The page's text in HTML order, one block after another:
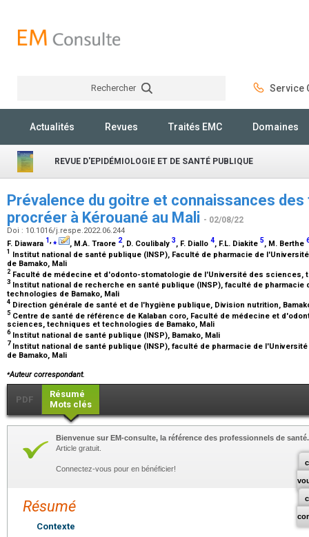
Rechercher Service
Actualités Revues Traités EMC Domaines
REVUE D'EPIDÉMIOLOGIE ET DE SANTÉ PUBLIQUE
Prévalence du goitre et connaissances
procréer à Kérouané au Mali - 02/08/22
Doi : 10.1016/j.respe.2022.06.244
F. Diawara 1,⁎ , M.A. Traore 2, D. Coulibaly 3, F. Diallo 4, F.L. Diakite 5, M. Berthe
1 Institut national de santé publique (INSP), Faculté de pharmacie de
de Bamako, Mali
2 Faculté de médecine et d'odonto-stomatologie de l'Université des sciences,
3 Institut national de recherche en santé publique (INSP), faculté de
technologies de Bamako, Mali
4 Direction générale de santé et de l'hygiène publique, Division nutrition,
5 Centre de santé de référence de Kalaban coro, Faculté de médecine et
sciences, techniques et technologies de Bamako, Mali
6Institut national de santé publique (INSP), Bamako, Mali
7 Institut national de santé publique (INSP), faculté de pharmacie de
de Bamako, Mali
⁎Auteur correspondant.
PDF
Résumé
Mots clés
Bienvenue sur EM-consulte, la référence des professionnels de santé.
Article gratuit.
Connectez-vous pour en bénéficier!
Résumé
Contexte